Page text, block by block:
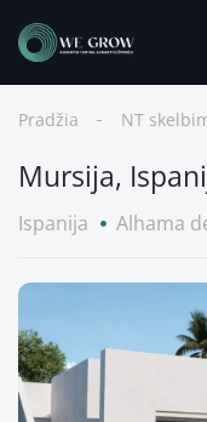
Pradžia NT
Mursija,
Ispanija Alhama